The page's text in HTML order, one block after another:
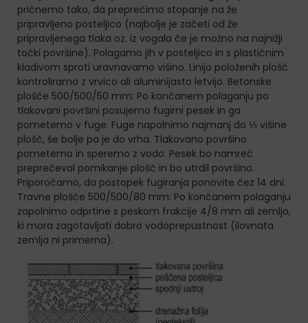
pričnemo tako, da preprečimo stopanje na že
pripravljeno posteljico (najbolje je začeti od že
pripravljenega tlaka oz. iz vogala če je možno na najnižji
točki površine). Polagamo jih v posteljico in s plastičnim
kladivom sproti uravnavamo višino. Linijo položenih plošč
kontroliramo z vrvico ali aluminijasto letvijo. Betonske
plošče 500/500/50 mm: Po končanem polaganju po
tlakovani površini posujemo fugirni pesek in ga
pometemo v fuge. Fuge napolnimo najmanj do ⅓ višine
plošč, še bolje pa je do vrha. Tlakovano površino
pometemo in speremo z vodo. Pesek bo namreč
preprečeval pomikanje plošč in bo utrdil površino.
Priporočamo, da postopek fugiranja ponovite čez 14 dni.
Travne plošče 500/500/80 mm: Po končanem polaganju
zapolnimo odprtine s peskom frakcije 4/8 mm ali zemljo,
ki mora zagotavljati dobro vodoprepustnost (ilovnata
zemlja ni primerna).